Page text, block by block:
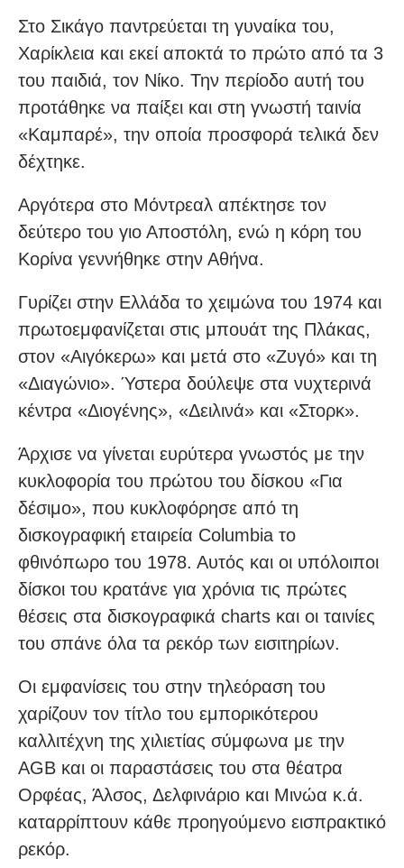
Στο Σικάγο παντρεύεται τη γυναίκα του,
Χαρίκλεια και εκεί αποκτά το πρώτο από τα 3
του παιδιά, τον Νίκο. Την περίοδο αυτή του
προτάθηκε να παίξει και στη γνωστή ταινία
«Καμπαρέ», την οποία προσφορά τελικά δεν
δέχτηκε.
Αργότερα στο Μόντρεαλ απέκτησε τον
δεύτερο του γιο Αποστόλη, ενώ η κόρη του
Κορίνα γεννήθηκε στην Αθήνα.
Γυρίζει στην Ελλάδα το χειμώνα του 1974 και
πρωτοεμφανίζεται στις μπουάτ της Πλάκας,
στον «Aιγόκερω» και μετά στο «Zυγό» και τη
«Διαγώνιο». Ύστερα δούλεψε στα νυχτερινά
κέντρα «Διογένης», «Δειλινά» και «Στορκ».
Άρχισε να γίνεται ευρύτερα γνωστός με την
κυκλοφορία του πρώτου του δίσκου «Για
δέσιμο», που κυκλοφόρησε από τη
δισκογραφική εταιρεία Columbia το
φθινόπωρο του 1978. Αυτός και οι υπόλοιποι
δίσκοι του κρατάνε για χρόνια τις πρώτες
θέσεις στα δισκογραφικά charts και οι ταινίες
του σπάνε όλα τα ρεκόρ των εισιτηρίων.
Οι εμφανίσεις του στην τηλεόραση του
χαρίζουν τον τίτλο του εμπορικότερου
καλλιτέχνη της χιλιετίας σύμφωνα με την
AGB και οι παραστάσεις του στα θέατρα
Ορφέας, Άλσος, Δελφινάριο και Μινώα κ.ά.
καταρρίπτουν κάθε προηγούμενο εισπρακτικό
ρεκόρ.